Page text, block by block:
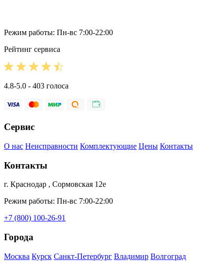
Режим работы: Пн-вс 7:00-22:00
Рейтинг сервиса
4.8-5.0 - 403 голоса
Сервис
О нас Неисправности Комплектующие Цены Контакты
Контакты
г. Краснодар , Сормовская 12е
Режим работы: Пн-вс 7:00-22:00
+7 (800) 100-26-91
Города
Москва Курск Санкт-Петербург Владимир Волгоград